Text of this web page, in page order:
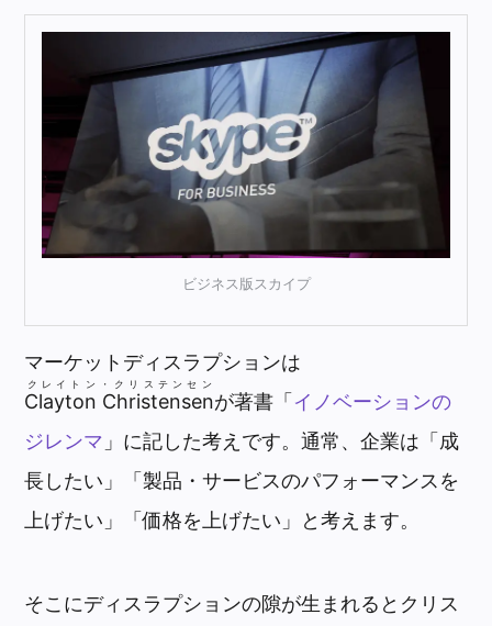
ビジネス版スカイプ
マーケットディスラプションは
Clayton Christensen
クレイトン・クリステンセン
が著書「 イノベーションの
ジレンマ 」に記した考えです。通常、企業は「成
長したい」「製品・サービスのパフォーマンスを
上げたい」「価格を上げたい」と考えます。
そこにディスラプションの隙が生まれるとクリス